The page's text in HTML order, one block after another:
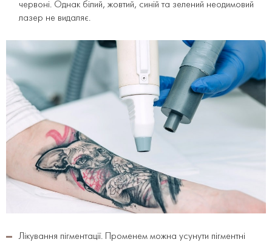
червоні. Однак білий, жовтий, синій та зелений неодимовий
лазер не видаляє.
Лікування пігментації. Променем можна усунути пігментні